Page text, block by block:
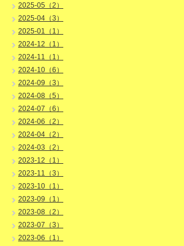
2025-05（2）
2025-04（3）
2025-01（1）
2024-12（1）
2024-11（1）
2024-10（6）
2024-09（3）
2024-08（5）
2024-07（6）
2024-06（2）
2024-04（2）
2024-03（2）
2023-12（1）
2023-11（3）
2023-10（1）
2023-09（1）
2023-08（2）
2023-07（3）
2023-06（1）